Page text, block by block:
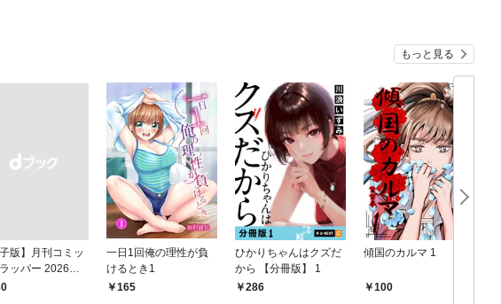
もっと見る
子版】月刊コミッ
ッパー 2026年9
一日1回俺の理性が負
けるとき1
165
ひかりちゃんはクズだ
から 【分冊版】 1
286
傾国のカルマ 1
100